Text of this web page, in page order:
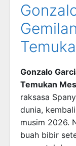
Gonzalo
Temukan
raksasa
dunia,
musim 2026.
buah bibir